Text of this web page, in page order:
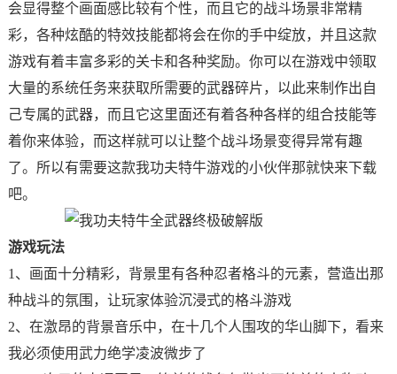
会显得整个画面感比较有个性，而且它的战斗场景非常精
彩，各种炫酷的特效技能都将会在你的手中绽放，并且这款
游戏有着丰富多彩的关卡和各种奖励。你可以在游戏中领取
大量的系统任务来获取所需要的武器碎片，以此来制作出自
己专属的武器，而且它这里面还有着各种各样的组合技能等
着你来体验，而这样就可以让整个战斗场景变得异常有趣
了。所以有需要这款我功夫特牛游戏的小伙伴那就快来下载
吧。
游戏玩法
1、画面十分精彩，背景里有各种忍者格斗的元素，营造出那
种战斗的氛围，让玩家体验沉浸式的格斗游戏
2、在激昂的背景音乐中，在十几个人围攻的华山脚下，看来
我必须使用武力绝学凌波微步了